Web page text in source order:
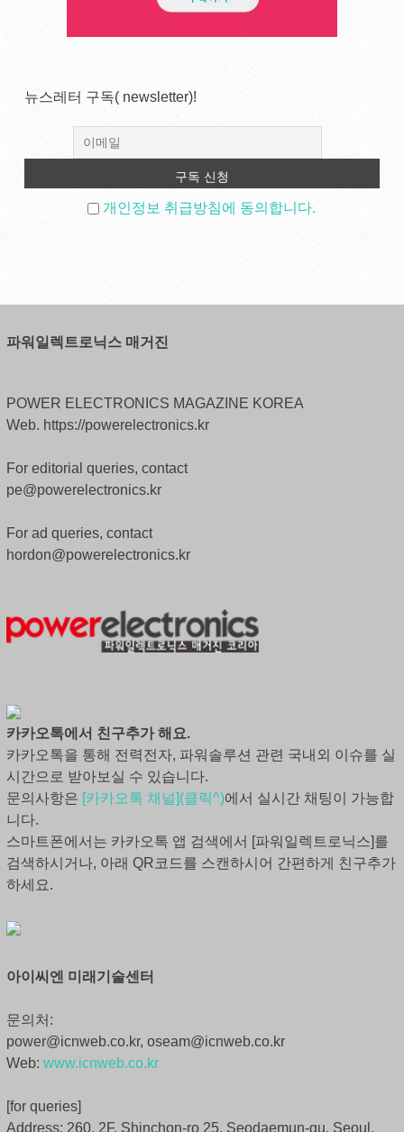
뉴스레터 구독( newsletter)!
개인정보 취급방침에 동의합니다.
파워일렉트로닉스 매거진
POWER ELECTRONICS MAGAZINE KOREA
Web. https://powerelectronics.kr
For editorial queries, contact
pe@powerelectronics.kr
For ad queries, contact
hordon@powerelectronics.kr
카카오톡에서 친구추가 해요.
카카오톡을 통해 전력전자, 파워솔루션 관련 국내외 이슈를 실
시간으로 받아보실 수 있습니다.
문의사항은 [카카오톡 채널](클릭^)에서 실시간 채팅이 가능합
니다.
스마트폰에서는 카카오톡 앱 검색에서 [파워일렉트로닉스]를
검색하시거나, 아래 QR코드를 스캔하시어 간편하게 친구추가
하세요.
아이씨엔 미래기술센터
문의처:
power@icnweb.co.kr, oseam@icnweb.co.kr
Web: www.icnweb.co.kr
[for queries]
Address: 260, 2F, Shinchon-ro 25, Seodaemun-gu, Seoul,